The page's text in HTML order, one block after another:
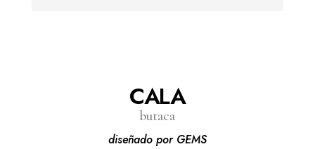
CALA
butaca
diseñado por GEMS